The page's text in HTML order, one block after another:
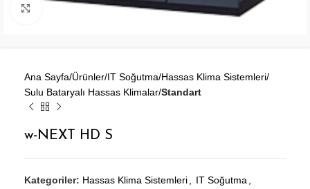
Büyütmek için tıklayın
Ana Sayfa Ürünler IT Soğutma Hassas Klima Sistemleri
Sulu Bataryalı Hassas Klimalar Standart
w-NEXT HD S
Kategoriler: Hassas Klima Sistemleri IT Soğutma